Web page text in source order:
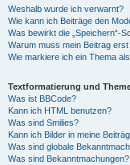
Weshalb wurde ich verwarnt?
Wie kann ich Beiträge den
Was bewirkt die „Speichern“-
Warum muss mein Beitrag
Wie markiere ich ein Thema
Textformatierung und
Was ist BBCode?
Kann ich HTML benutzen?
Was sind Smilies?
Kann ich Bilder in meine
Was sind globale
Was sind Bekanntmachungen?